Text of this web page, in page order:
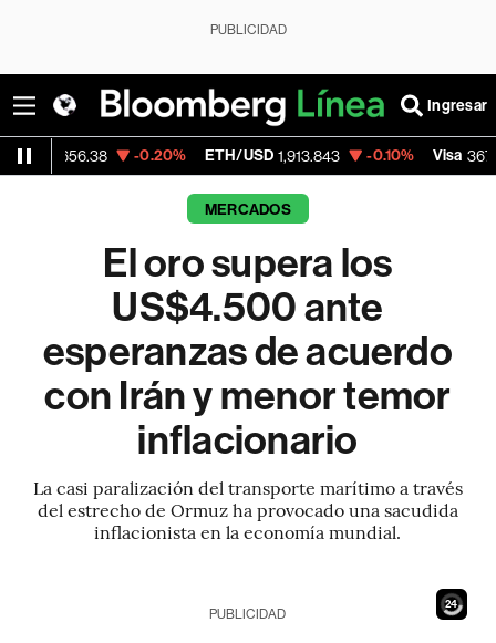
PUBLICIDAD
Ingresar
-0.20% ETH/USD 1,913.843 -0.10% Visa 367.68 -
MERCADOS
El oro supera los
US$4.500 ante
esperanzas de acuerdo
con Irán y menor temor
inflacionario
La casi paralización del transporte marítimo a través
del estrecho de Ormuz ha provocado una sacudida
inflacionista en la economía mundial.
22
PUBLICIDAD